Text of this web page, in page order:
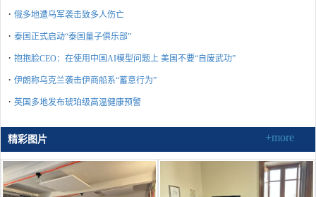
· 俄多地遭乌军袭击致多人伤亡
· 泰国正式启动“泰国量子俱乐部”
· 抱抱脸CEO：在使用中国AI模型问题上 美国不要“自废武功”
· 伊朗称乌克兰袭击伊商船系“蓄意行为”
· 英国多地发布琥珀级高温健康预警
精彩图片 +more